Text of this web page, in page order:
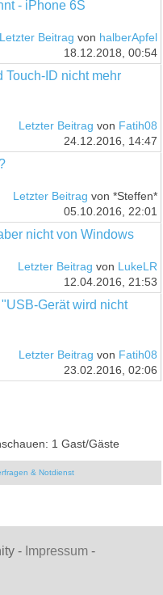
- iPhone 6S
Letzter Beitrag von halberApfel
18.12.2018, 00:54
Touch-ID nicht mehr
Letzter Beitrag von Fatih08
24.12.2016, 14:47
Letzter Beitrag von *Steffen*
05.10.2016, 22:01
nicht von Windows
Letzter Beitrag von LukeLR
12.04.2016, 21:53
Gerät wird nicht
Letzter Beitrag von Fatih08
23.02.2016, 02:06
1 Gast/Gäste
& Notdienst
- Impressum -